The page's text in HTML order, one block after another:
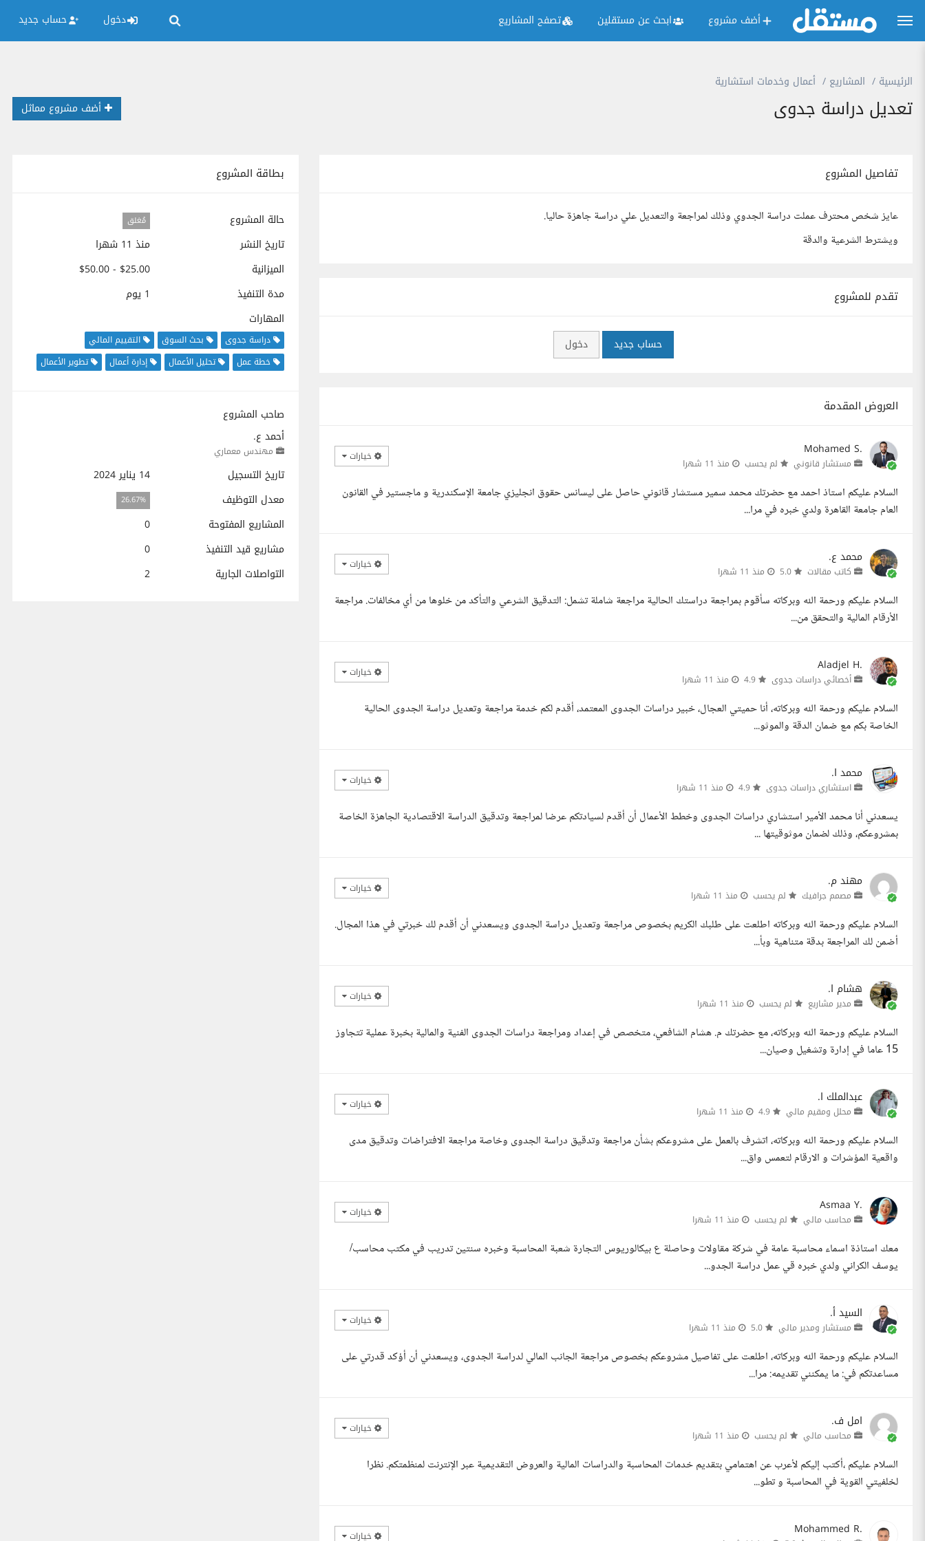
أضف مشروع ابحث عن مستقلين تصفح المشاريع دخول حساب جديد
الرئيسية المشاريع أعمال وخدمات استشارية
تعديل دراسة جدوى أضف مشروع مماثل
بطاقة المشروع
حالة المشروع مُغلق
تاريخ النشر
منذ 11 شهرا
الميزانية
$25.00 - $50.00
مدة التنفيذ
1 يوم
المهارات
دراسة جدوى بحث السوق
التقييم المالي
خطة عمل
تحليل الأعمال إدارة أعمال تطوير الأعمال
صاحب المشروع
أحمد ع.
مهندس معماري
تاريخ التسجيل
14 يناير 2024
معدل التوظيف
26.67%
المشاريع المفتوحة
0
مشاريع قيد التنفيذ
0
التواصلات الجارية
2
تفاصيل المشروع
عايز شخص محترف عملت دراسة الجدوي وذلك لمراجعة والتعديل علي دراسة جاهزة حاليا.
ويشترط الشرعية والدقة
تقدم للمشروع
حساب جديد دخول
العروض المقدمة
Mohamed S.
مستشار قانوني لم يحسب منذ 11 شهرا خيارات
السلام عليكم استاذ احمد مع حضرتك محمد سمير مستشار قانوني حاصل على ليسانس حقوق انجليزي جامعة الإسكندرية و ماجستير في القانون
العام جامعة القاهرة ولدي خبره في مرا...
محمد ع.
كاتب مقالات منذ 11 شهرا خيارات
السلام عليكم ورحمة الله وبركاته سأقوم بمراجعة دراستك الحالية مراجعة شاملة تشمل: التدقيق الشرعي والتأكد من خلوها من أي مخالفات. مراجعة
الأرقام المالية والتحقق من...
Aladjel H.
أخصائي دراسات جدوى منذ 11 شهرا خيارات
السلام عليكم ورحمة الله وبركاته، أنا حميتي العجال، خبير دراسات الجدوى المعتمد، أقدم لكم خدمة مراجعة وتعديل دراسة الجدوى الحالية
الخاصة بكم مع ضمان الدقة والموثو...
محمد ا.
استشاري دراسات جدوى منذ 11 شهرا خيارات
يسعدني أنا محمد الأمير استشاري دراسات الجدوى وخطط الأعمال أن أقدم لسيادتكم عرضا لمراجعة وتدقيق الدراسة الاقتصادية الجاهزة الخاصة
بمشروعكم، وذلك لضمان موثوقيتها ...
مهند م.
مصمم جرافيك لم يحسب منذ 11 شهرا خيارات
السلام عليكم ورحمة الله وبركاته اطلعت على طلبك الكريم بخصوص مراجعة وتعديل دراسة الجدوى ويسعدني أن أقدم لك خبرتي في هذا المجال.
أضمن لك المراجعة بدقة متناهية وبأ...
هشام ا.
مدير مشاريع لم يحسب منذ 11 شهرا خيارات
السلام عليكم ورحمة الله وبركاته، مع حضرتك م. هشام الشافعي، متخصص في إعداد ومراجعة دراسات الجدوى الفنية والمالية بخبرة عملية تتجاوز
15 عاما في إدارة وتشغيل وصيان...
عبدالملك ا.
محلل ومقيم مالي منذ 11 شهرا خيارات
السلام عليكم ورحمة الله وبركاته، اتشرف بالعمل على مشروعكم بشأن مراجعة وتدقيق دراسة الجدوى وخاصة مراجعة الافتراضات وتدقيق مدى
واقعية المؤشرات و الارقام لتعمس واق...
Asmaa Y.
محاسب مالي لم يحسب منذ 11 شهرا خيارات
معك استاذة اسماء محاسبة عامة في شركة مقاولات وحاصلة ع بيكالوريوس التجارة شعبة المحاسبة وخبره سنتين تدريب في مكتب محاسب/
يوسف الكراني ولدي خبره قي عمل دراسة الجدو...
السيد أ.
مستشار ومدير مالي منذ 11 شهرا خيارات
السلام عليكم ورحمة الله وبركاته، اطلعت على تفاصيل مشروعكم بخصوص مراجعة الجانب المالي لدراسة الجدوى، ويسعدني أن أؤكد قدرتي على
مساعدتكم في: ما يمكنني تقديمه: مرا...
امل ف.
محاسب مالي لم يحسب منذ 11 شهرا خيارات
السلام عليكم ،أكتب إليكم لأعرب عن اهتمامي بتقديم خدمات المحاسبة والدراسات المالية والعروض التقديمية عبر الإنترنت لمنظمتكم. نظرا
لخلفيتي القوية في المحاسبة و تطو...
Mohammed R. خيارات